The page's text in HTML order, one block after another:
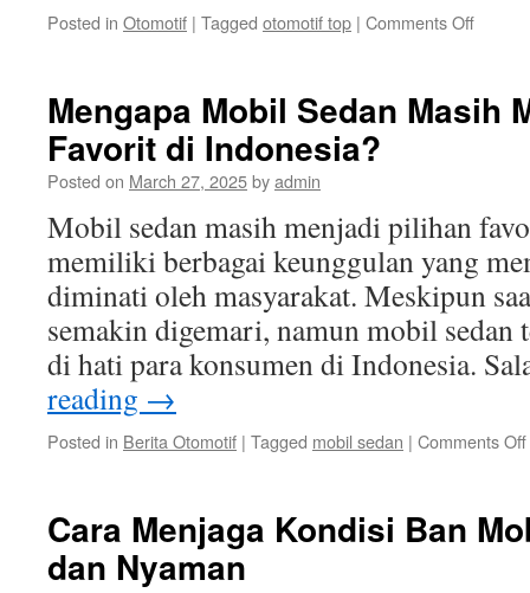
Posted in Otomotif | Tagged otomotif top | Comments Offon
Top
di
Mengapa Mobil Sedan Masih
Favorit di Indonesia?
Posted on March 27, 2025byadmin
Mobil sedan masih menjadi pilihan
memiliki berbagai keunggulan yang
diminati oleh masyarakat. Meskipun
semakin digemari, namun mobil
di hati para konsumen di Indonesia.
reading →
Posted in Berita Otomotif | Tagged mobil sedan | Comments Off
Cara Menjaga Kondisi Ban
dan Nyaman